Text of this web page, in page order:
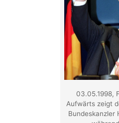
03.05.1998,
Aufwärts zeigt
Bundeskanzler